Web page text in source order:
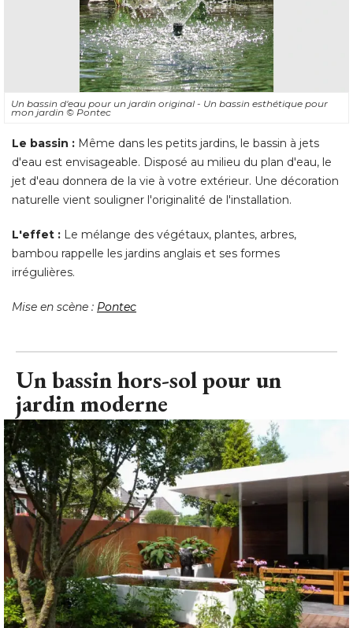
Un bassin d'eau pour un jardin original - Un bassin esthétique pour
mon jardin © Pontec
Le bassin : Même dans les petits jardins, le bassin à jets
d'eau est envisageable. Disposé au milieu du plan d'eau, le
jet d'eau donnera de la vie à votre extérieur. Une décoration
naturelle vient souligner l'originalité de l'installation.
L'effet : Le mélange des végétaux, plantes, arbres,
bambou rappelle les jardins anglais et ses formes
irrégulières.
Mise en scène : Pontec
Un bassin hors-sol pour un
jardin moderne